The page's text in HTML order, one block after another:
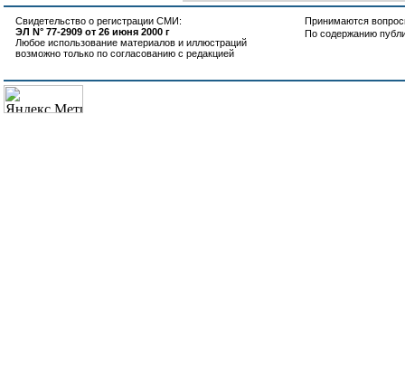
Свидетельство о регистрации СМИ:
ЭЛ N° 77-2909 от 26 июня 2000 г
Любое использование материалов и иллюстраций
возможно только по согласованию с редакцией
Принимаются
По содержанию